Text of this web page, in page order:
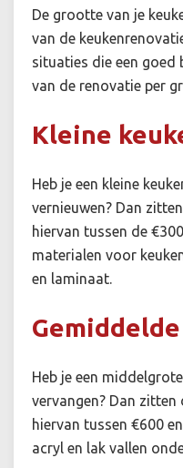
De grootte van je
van de
situaties die een goed
van de renovatie per
Kleine
Heb je een kleine
vernieuwen? Dan
hiervan tussen de
materialen voor
en laminaat.
Heb je een
vervangen? Dan
hiervan tussen €600
acryl en lak vallen